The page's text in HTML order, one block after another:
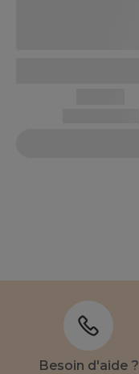
Besoin d'aide ?